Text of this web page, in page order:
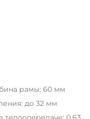
рамы: 60 мм
до 32 мм